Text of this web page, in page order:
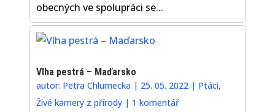
obecných ve spolupráci se...
Vlha pestrá – Maďarsko
autor: Petra Chlumecka | 25. 05. 2022 | Ptáci,
Živé kamery z přírody | 1 komentář